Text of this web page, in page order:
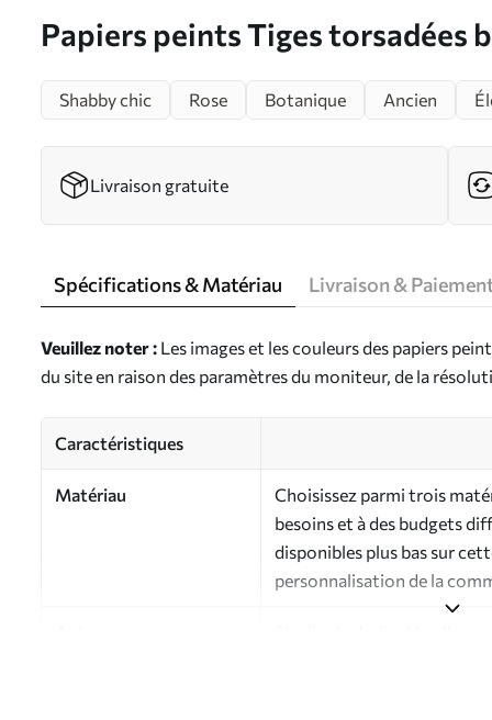
Papiers peints Tiges torsadées
Shabby chic Rose Botanique Ancien
Livraison gratuite
Spécifications & Matériau Livraison &
Veuillez noter : Les images et les couleurs des papiers
du site en raison des paramètres du moniteur, de la
Caractéristiques
Matériau
Choisissez parmi trois
besoins et à des budgets
disponibles plus bas sur
personnalisation de la